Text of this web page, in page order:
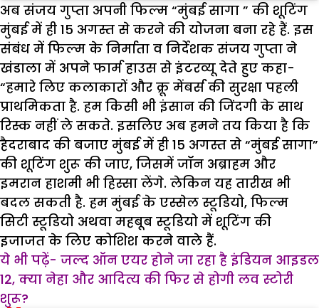
अब संजय गुप्ता अपनी फिल्म “मुंबई सागा ” की शूटिंग
मुंबई में ही 15 अगस्त से करने की योजना बना रहे हैं. इस
संबंध में फिल्म के निर्माता व निर्देशक संजय गुप्ता ने
खंडाला में अपने फार्म हाउस से इंटरव्यू देते हुए कहा-
“हमारे लिए कलाकारों और क्रू मेंबर्स की सुरक्षा पहली
प्राथमिकता है. हम किसी भी इंसान की जिंदगी के साथ
रिस्क नहीं ले सकते. इसलिए अब हमने तय किया है कि
हैदराबाद की बजाए मुंबई में ही 15 अगस्त से “मुंबई सागा”
की शूटिंग शुरू की जाए, जिसमें जॉन अब्राहम और
इमरान हाशमी भी हिस्सा लेंगे. लेकिन यह तारीख भी
बदल सकती है. हम मुंबई के एस्सेल स्टूडियो, फिल्म
सिटी स्टूडियो अथवा महबूब स्टूडियो में शूटिंग की
इजाजत के लिए कोशिश करने वाले हैं.
ये भी पढ़ें- जल्द ऑन एयर होने जा रहा है इंडियन आइडल
12, क्या नेहा और आदित्य की फिर से होगी लव स्टोरी
शुरू?